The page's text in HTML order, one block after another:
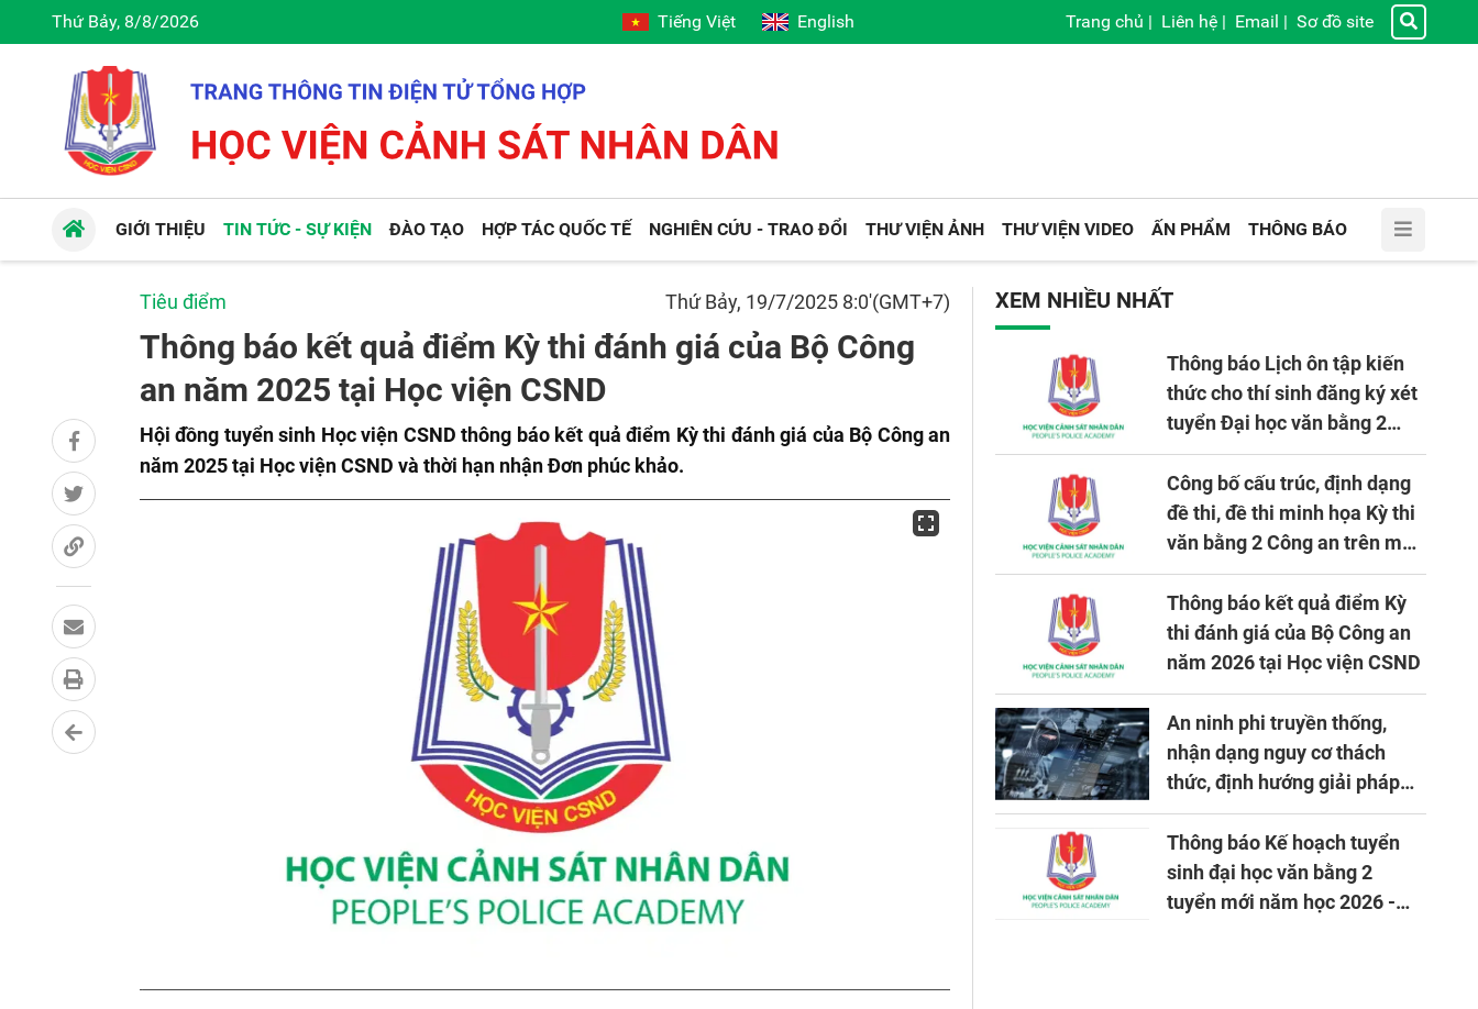
Thứ Bảy, 8/8/2026 Tiếng Việt English Trang chủ | Liên hệ | Email | Sơ đồ site
GIỚI THIỆU TIN TỨC - SỰ KIỆN ĐÀO TẠO HỢP TÁC QUỐC TẾ NGHIÊN CỨU - TRAO ĐỔI THƯ VIỆN ẢNH THƯ VIỆN VIDEO ẤN PHẨM THÔNG BÁO
Tiêu điểm Thứ Bảy, 19/7/2025 8:0'(GMT+7)
Thông báo kết quả điểm Kỳ thi đánh giá của Bộ Công
an năm 2025 tại Học viện CSND
Hội đồng tuyển sinh Học viện CSND thông báo kết quả điểm Kỳ thi đánh giá của Bộ Công an
năm 2025 tại Học viện CSND và thời hạn nhận Đơn phúc khảo.
XEM NHIỀU NHẤT
Thông báo Lịch ôn tập kiến
thức cho thí sinh đăng ký xét
tuyển Đại học văn bằng 2
tuyển mới, mở tại Học viện
CSND năm học 2026 - 2027
Công bố cấu trúc, định dạng
đề thi, đề thi minh họa Kỳ thi
văn bằng 2 Công an trên máy
tính
Thông báo kết quả điểm Kỳ
thi đánh giá của Bộ Công an
năm 2026 tại Học viện CSND
An ninh phi truyền thống,
nhận dạng nguy cơ thách
thức, định hướng giải pháp
đảm bảo an ninh quốc gia
trong tình hình hiện nay
Thông báo Kế hoạch tuyển
sinh đại học văn bằng 2
tuyển mới năm học 2026 -